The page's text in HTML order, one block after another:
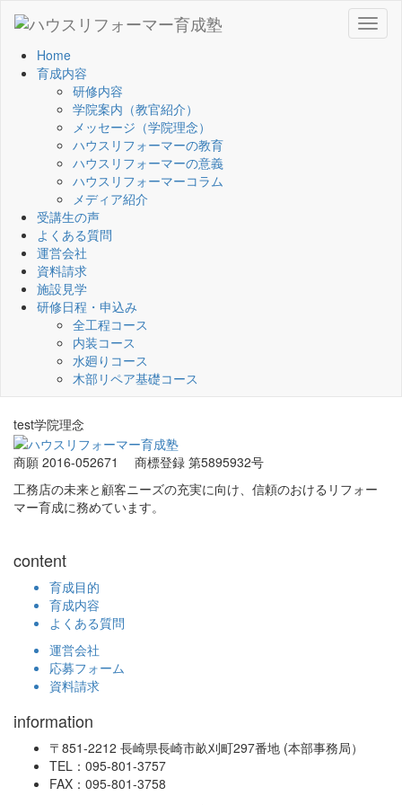
Home
育成内容
研修内容
学院案内（教官紹介）
メッセージ（学院理念）
ハウスリフォーマーの教育
ハウスリフォーマーの意義
ハウスリフォーマーコラム
メディア紹介
受講生の声
よくある質問
運営会社
資料請求
施設見学
研修日程・申込み
全工程コース
内装コース
水廻りコース
木部リペア基礎コース
test学院理念
商願 2016-052671
商標登録 第5895932号
工務店の未来と顧客ニーズの充実に向け、信頼のおけるリフォー
マー育成に務めています。
content
育成目的
育成内容
よくある質問
運営会社
応募フォーム
資料請求
information
〒851-2212 長崎県長崎市畝刈町297番地 (本部事務局）
TEL：095-801-3757
FAX：095-801-3758